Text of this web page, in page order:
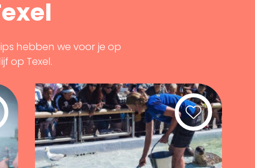
hebben we voor je op
op Texel.